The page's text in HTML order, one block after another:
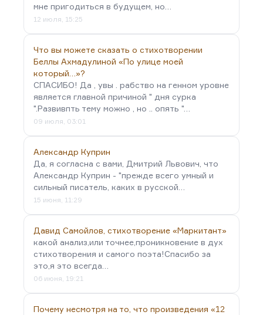
мне пригодиться в будущем, но…
12 июля, 15:25
Что вы можете сказать о стихотворении
Беллы Ахмадулиной «По улице моей
который…»?
СПАСИБО! Да , увы . рабство на генном уровне
является главной причиной " дня сурка
".Развивпть тему можно , но .. опять "…
09 июля, 03:01
Александр Куприн
Да, я согласна с вами, Дмитрий Львович, что
Александр Куприн - "прежде всего умный и
сильный писатель, каких в русской…
15 июня, 11:29
Давид Самойлов, стихотворение «Маркитант»
какой анализ,или точнее,проникновение в дух
стихотворения и самого поэта!Спасибо за
это,я это всегда…
06 июня, 19:21
Почему несмотря на то, что произведения «12